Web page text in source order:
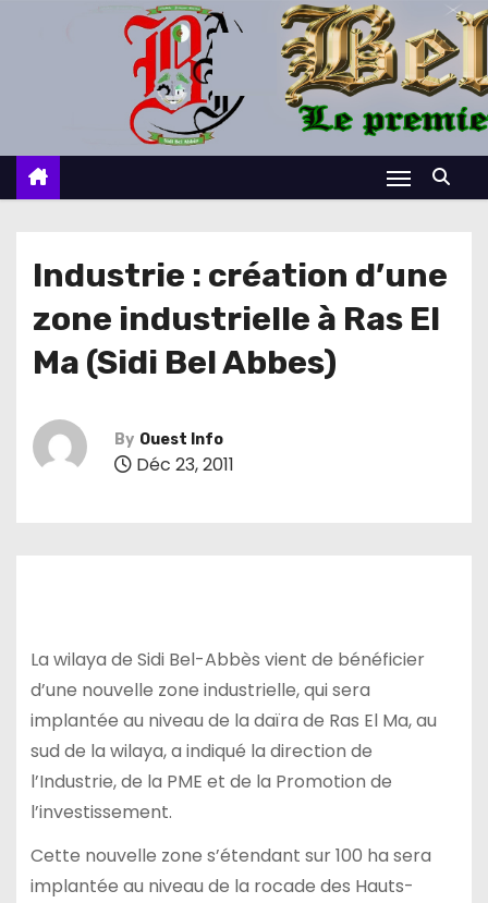
c
Industrie : création d’une
zone industrielle à Ras El
Ma (Sidi Bel Abbes)
By Ouest Info
Déc 23, 2011
La wilaya de Sidi Bel-Abbès vient de bénéficier
d’une nouvelle zone industrielle, qui sera
implantée au niveau de la daïra de Ras El Ma, au
sud de la wilaya, a indiqué la direction de
l’Industrie, de la PME et de la Promotion de
l’investissement.
Cette nouvelle zone s’étendant sur 100 ha sera
implantée au niveau de la rocade des Hauts-